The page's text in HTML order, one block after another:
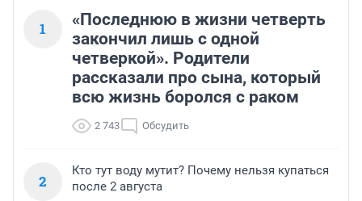
1
«Последнюю в жизни четверть
закончил лишь с одной
четверкой». Родители
рассказали про сына, который
всю жизнь боролся с раком
2 743 Обсудить
2
Кто тут воду мутит? Почему нельзя купаться
после 2 августа